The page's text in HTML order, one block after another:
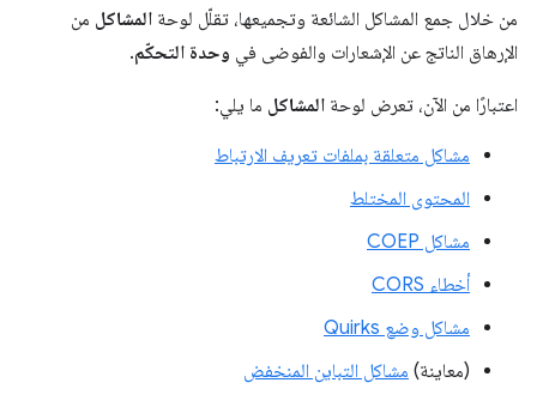
من خلال جمع المشاكل الشائعة وتجميعها، تقلّل لوحة المشاكل من
الإرهاق الناتج عن الإشعارات والفوضى في وحدة التحكّم.
اعتبارًا من الآن، تعرض لوحة المشاكل ما يلي:
مشاكل متعلقة بملفات تعريف الارتباط
المحتوى المختلط
مشاكل COEP
أخطاء CORS
مشاكل وضع Quirks
(معاينة) مشاكل التباين المنخفض